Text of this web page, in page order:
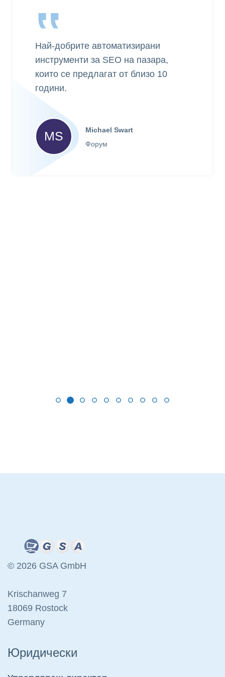
‟
Най-добрите автоматизирани
инструменти за SEO на пазара,
които се предлагат от близо 10
години.
MS
Michael Swart
Форум
© 2026 GSA GmbH
Krischanweg 7
18069 Rostock
Germany
Юридически